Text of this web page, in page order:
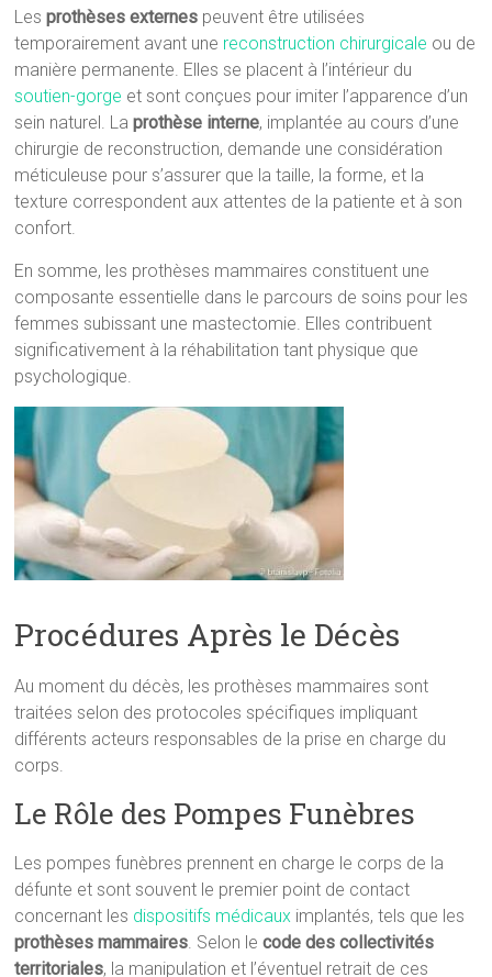
Lesprothèses externes peuvent être utilisées
temporairement avant une reconstruction chirurgicale ou de
manière permanente. Elles se placent à l’intérieur du
soutien-gorge et sont conçues pour imiter l’apparence d’un
sein naturel. Laprothèse interne, implantée au cours d’une
chirurgie de reconstruction, demande une considération
méticuleuse pour s’assurer que la taille, la forme, et la
texture correspondent aux attentes de la patiente et à son
confort.
En somme, les prothèses mammaires constituent une
composante essentielle dans le parcours de soins pour les
femmes subissant une mastectomie. Elles contribuent
significativement à la réhabilitation tant physique que
psychologique.
Procédures Après le Décès
Au moment du décès, les prothèses mammaires sont
traitées selon des protocoles spécifiques impliquant
différents acteurs responsables de la prise en charge du
corps.
Le Rôle des Pompes Funèbres
Les pompes funèbres prennent en charge le corps de la
défunte et sont souvent le premier point de contact
concernant les dispositifs médicaux implantés, tels que les
prothèses mammaires. Selon lecode des collectivités
territoriales, la manipulation et l’éventuel retrait de ces